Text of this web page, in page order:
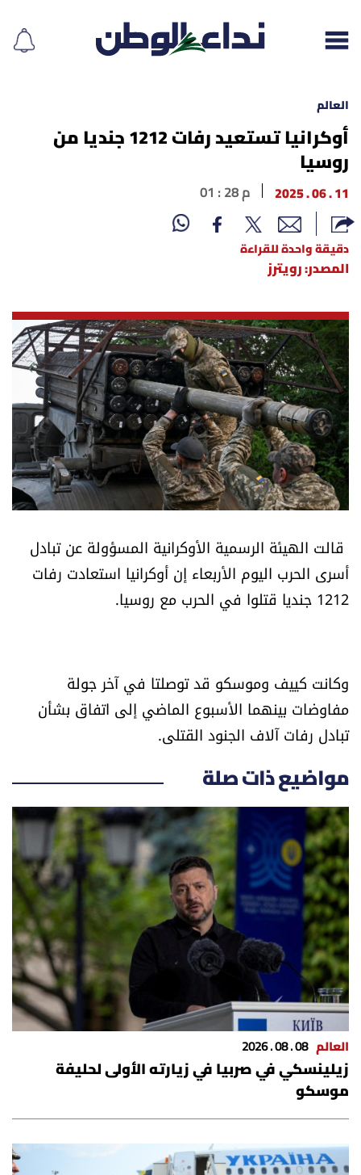
إقرأ الجريدة
لبنان
الغلاف
محليات
أسرار
متفرقات
نداء القرّاء
خاص الموقع
كتّابنا
تحت المجهر
اقتصاد
العالم
الصحافة الإسرائيلية
ثقافة وفنون
فصل من كتاب
اقرأ تضحك
كاميرا
سجالات
صحّة وصحن
الرياضة
منوّعات
العالم
أوكرانيا تستعيد رفات 1212 جنديا من
روسيا
11 . 06 . 2025 01 : 28 م
دقيقة واحدة للقراءة
المصدر: رويترز
قالت الهيئة الرسمية الأوكرانية المسؤولة عن تبادل
أسرى الحرب اليوم الأربعاء إن أوكرانيا استعادت رفات
1212 جنديا قتلوا في الحرب مع روسيا.
وكانت كييف وموسكو قد توصلتا في آخر جولة
مفاوضات بينهما الأسبوع الماضي إلى اتفاق بشأن
تبادل رفات آلاف الجنود القتلى.
مواضيع ذات صلة
العالم 08 . 08 . 2026
زيلينسكي في صربيا في زيارته الأولى لحليفة
موسكو